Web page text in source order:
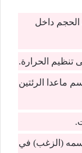
الحجم داخل
تنظيم الحرارة.
ماعدا الرئتين
(الزغب) في